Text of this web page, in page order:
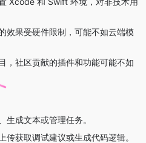
效果受硬件限制，可能不如云端模
，社区贡献的插件和功能可能不如
生成文本或管理任务。
传获取调试建议或生成代码逻辑。